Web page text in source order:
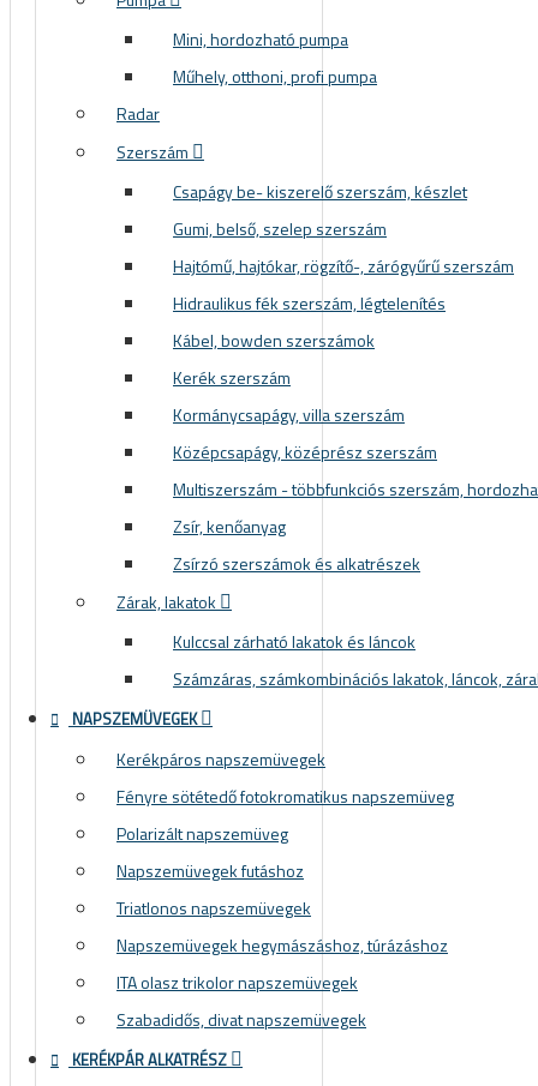
Mini, hordozható pumpa
Műhely, otthoni, profi pumpa
Radar
Szerszám
Csapágy be- kiszerelő szerszám, készlet
Gumi, belső, szelep szerszám
Hajtómű, hajtókar, rögzítő-, zárógyűrű szerszám
Hidraulikus fék szerszám, légtelenítés
Kábel, bowden szerszámok
Kerék szerszám
Kormánycsapágy, villa szerszám
Középcsapágy, középrész szerszám
Multiszerszám - többfunkciós szerszám,
Zsír, kenőanyag
Zsírzó szerszámok és alkatrészek
Zárak, lakatok
Kulccsal zárható lakatok és láncok
Számzáras, számkombinációs lakatok, láncok,
NAPSZEMÜVEGEK
Kerékpáros napszemüvegek
Fényre sötétedő fotokromatikus napszemüveg
Polarizált napszemüveg
Napszemüvegek futáshoz
Triatlonos napszemüvegek
Napszemüvegek hegymászáshoz, túrázáshoz
ITA olasz trikolor napszemüvegek
Szabadidős, divat napszemüvegek
KERÉKPÁR ALKATRÉSZ